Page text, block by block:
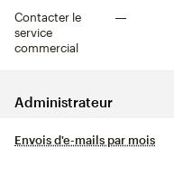
Contacter le
service
commercial
Administrateur
Envois d'e-mails par mois